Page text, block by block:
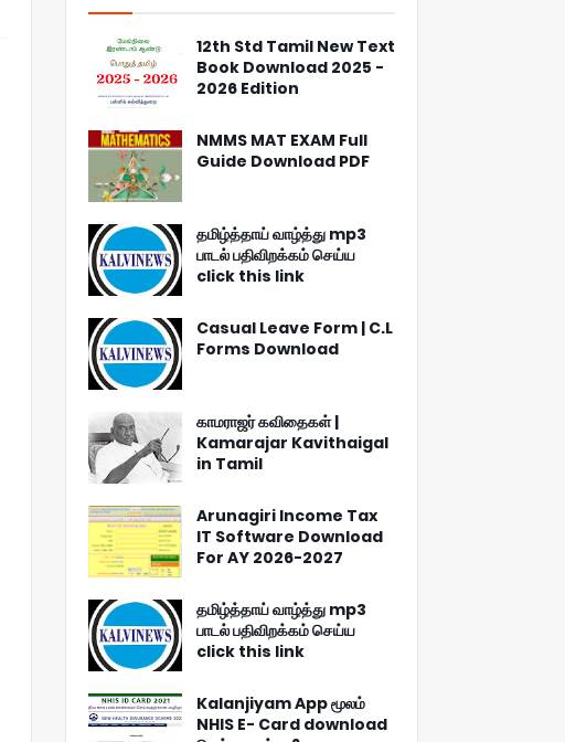
12th Std Tamil New Text
Book Download 2025 -
2026 Edition
NMMS MAT EXAM Full
Guide Download PDF
தமிழ்த்தாய் வாழ்த்து mp3
பாடல் பதிவிறக்கம் செய்ய
click this link
Casual Leave Form | C.L
Forms Download
காமராஜர் கவிதைகள் |
Kamarajar Kavithaigal
in Tamil
Arunagiri Income Tax
IT Software Download
For AY 2026-2027
தமிழ்த்தாய் வாழ்த்து mp3
பாடல் பதிவிறக்கம் செய்ய
click this link
Kalanjiyam App மூலம்
NHIS E- Card download